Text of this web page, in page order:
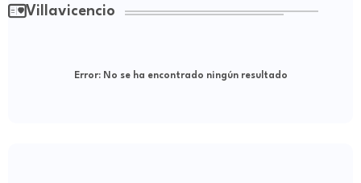
Villavicencio
Error:No se ha encontrado ningún resultado